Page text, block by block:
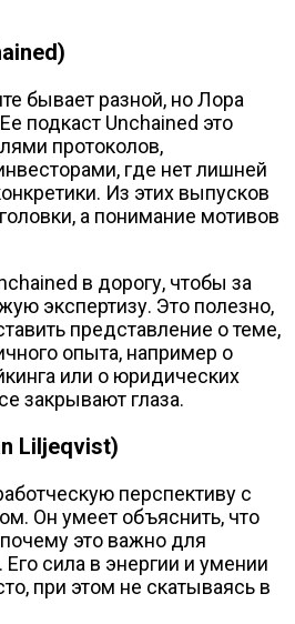
бывает разной, но Лора
подкаст Unchained это
протоколов,
где нет лишней
Из этих выпусков
а понимание мотивов
в дорогу, чтобы за
экспертизу. Это полезно,
представление о теме,
опыта, например о
или о юридических
закрывают глаза.
Liljeqvist)
перспективу с
Он умеет объяснить, что
это важно для
сила в энергии и умении
при этом не скатываясь в